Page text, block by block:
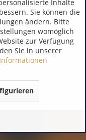
kcal 80,0000 kcal
gesättigte
0,9000 g
0,9000 g
Inhalte
Sie können die
ändern. Bitte
womöglich
zur Verfügung
Sie in unserer